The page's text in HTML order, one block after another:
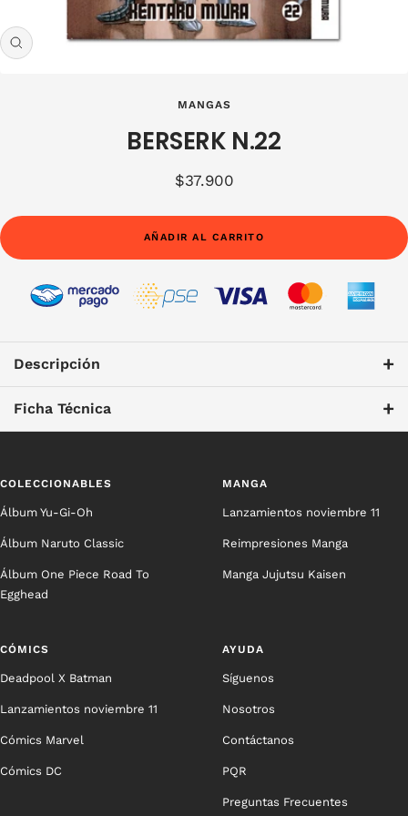
Zoom
MANGAS
BERSERK N.22
Precio
venta
$37.900
AÑADIR AL CARRITO
Descripción +
Ficha Técnica +
COLECCIONABLES
Álbum Yu-Gi-Oh
Álbum Naruto Classic
Álbum One Piece Road To
Egghead
MANGA
Lanzamientos noviembre 11
Reimpresiones Manga
Manga Jujutsu Kaisen
CÓMICS
Deadpool X Batman
Lanzamientos noviembre 11
Cómics Marvel
Cómics DC
AYUDA
Síguenos
Nosotros
Contáctanos
PQR
Preguntas Frecuentes